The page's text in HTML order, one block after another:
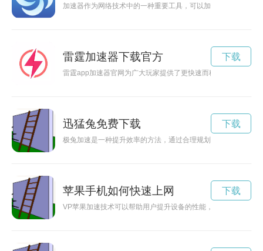
加速器作为网络技术中的一种重要工具，可以加快网络数据传
雷霆加速器下载官方
雷霆app加速器官网为广大玩家提供了更快速而稳定的网络加速
下载
迅猛兔免费下载
极兔加速是一种提升效率的方法，通过合理规划和高效执行，
下载
苹果手机如何快速上网
VP苹果加速技术可以帮助用户提升设备的性能，让使用体验更
下载